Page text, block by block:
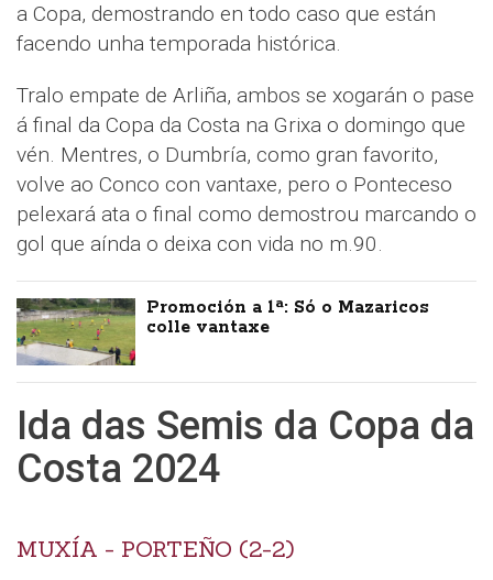
a Copa, demostrando en todo caso que están
facendo unha temporada histórica.
Tralo empate de Arliña, ambos se xogarán o pase
á final da Copa da Costa na Grixa o domingo que
vén. Mentres, o Dumbría, como gran favorito,
volve ao Conco con vantaxe, pero o Ponteceso
pelexará ata o final como demostrou marcando o
gol que aínda o deixa con vida no m.90.
Promoción a 1ª: Só o Mazaricos
colle vantaxe
Ida das Semis da Copa da
Costa 2024
MUXÍA - PORTEÑO (2-2)